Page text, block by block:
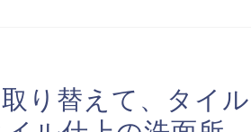
り替えて、タイル